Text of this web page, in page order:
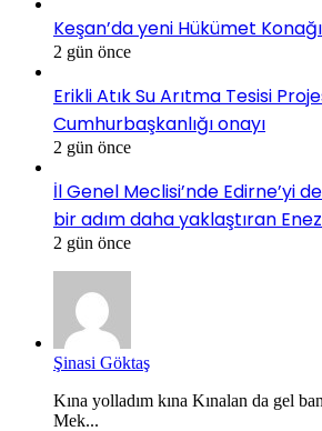
Keşan’da yeni Hükümet
2 gün önce
Erikli Atık Su Arıtma Tesisi
Cumhurbaşkanlığı onayı
2 gün önce
İl Genel Meclisi’nde Edirne’yi
bir adım daha yaklaştıran
2 gün önce
Şinasi Göktaş
Kına yolladım kına Kınalan da gel
Mek...